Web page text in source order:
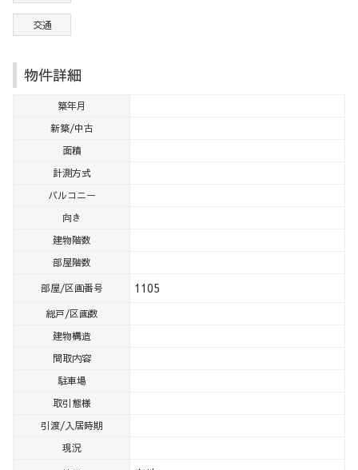
交通
物件詳細
築年月
新築/中古
面積
計測方式
バルコニー
向き
建物階数
部屋階数
部屋/区画番号
1105
総戸/区画数
建物構造
間取内容
駐車場
取引態様
引渡/入居時期
現況